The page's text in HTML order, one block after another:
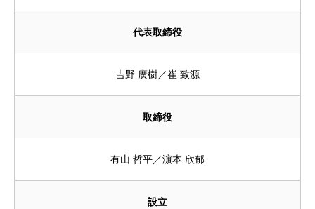
代表取締役
吉野 廣樹／崔 致源
取締役
有山 哲平／濵本 欣郁
設立